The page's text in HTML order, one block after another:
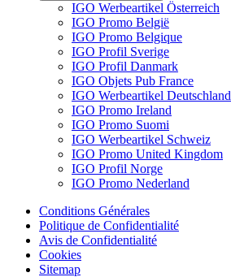
IGO Werbeartikel Österreich
IGO Promo België
IGO Promo Belgique
IGO Profil Sverige
IGO Profil Danmark
IGO Objets Pub France
IGO Werbeartikel Deutschland
IGO Promo Ireland
IGO Promo Suomi
IGO Werbeartikel Schweiz
IGO Promo United Kingdom
IGO Profil Norge
IGO Promo Nederland
Conditions Générales
Politique de Confidentialité
Avis de Confidentialité
Cookies
Sitemap